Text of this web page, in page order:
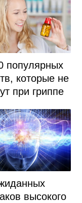
популярных
которые не
при гриппе
высокого